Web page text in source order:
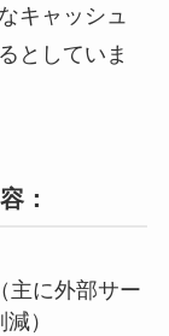
キャッシュ
としていま
：
主に外部サー
）